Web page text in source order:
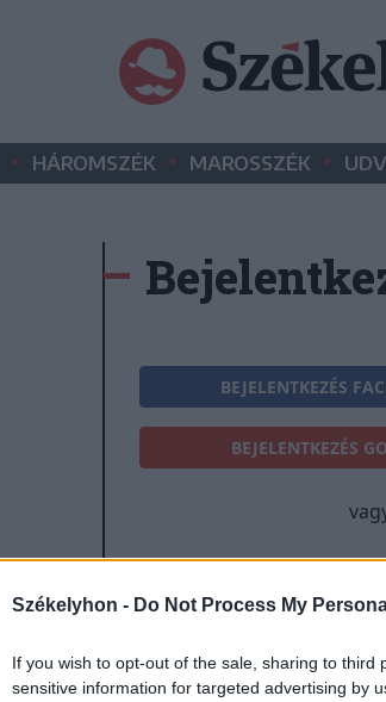
Székelyhon - Do Not Process My
If you wish to opt-out of the sale, sharing to
sensitive information for targeted advertising by
• HÁROMSZÉK • MAROSSZÉK •
BEJELENTKEZÉS
BEJELENTKEZÉS
E-mail-cím
Jelszó